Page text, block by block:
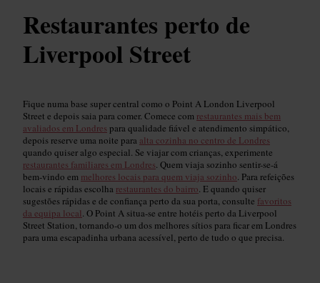
Restaurantes perto de
Liverpool Street
Fique numa base super central como o Point A London Liverpool
Street e depois saia para comer. Comece com restaurantes mais bem
avaliados em Londres para qualidade fiável e atendimento simpático,
depois reserve uma noite para alta cozinha no centro de Londres
quando quiser algo especial. Se viajar com crianças, experimente
restaurantes familiares em Londres. Quem viaja sozinho sentir-se-á
bem-vindo em melhores locais para quem viaja sozinho. Para refeições
locais e rápidas escolha restaurantes do bairro. E quando quiser
sugestões rápidas e de confiança perto da sua porta, consulte favoritos
da equipa local. O Point A situa-se entre hotéis perto da Liverpool
Street Station, tornando-o um dos melhores sítios para ficar em Londres
para uma escapadinha urbana acessível, perto de tudo o que precisa.